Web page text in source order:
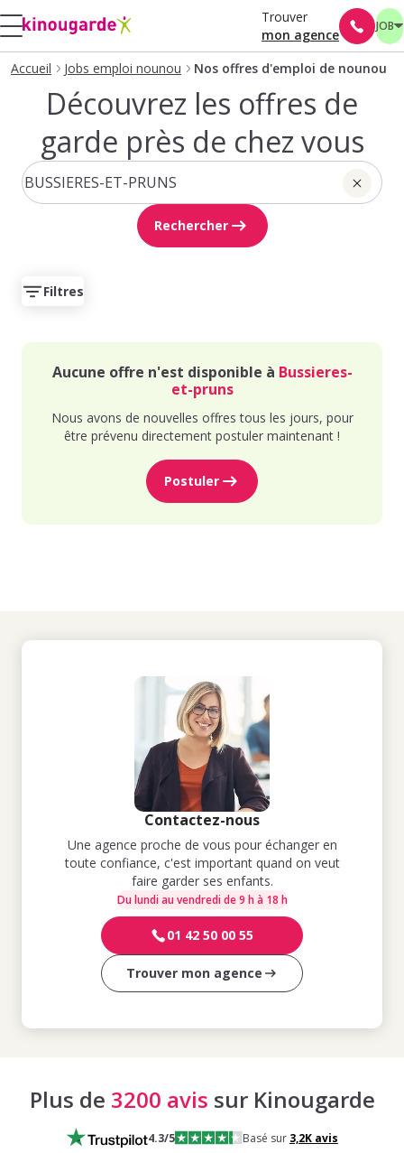
Trouver
mon agence
JOB
Accueil Jobs emploi nounou Nos offres d'emploi de nounou
Découvrez les offres de
garde près de chez vous
Rechercher
Filtres
Aucune offre n'est disponible à Bussieres-
et-pruns
Nous avons de nouvelles offres tous les jours, pour
être prévenu directement postuler maintenant !
Postuler
Contactez-nous
Une agence proche de vous pour échanger en
toute confiance, c'est important quand on veut
faire garder ses enfants.
Du lundi au vendredi de 9 h à 18 h
01 42 50 00 55
Trouver mon agence
Plus de 3200 avis sur Kinougarde
4.3/5 Basé sur 3,2Kavis